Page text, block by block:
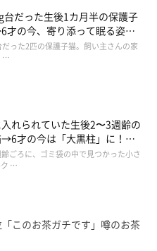
台だった生後1カ月半の保護子
才の今、寄り添って眠る姿に
った2匹の保護子猫。飼い主さんの家
…
れられていた生後2〜3週齢の
→6才の今は「大黒柱」に！
に成長した姿にグッとくる
ごろに、ゴミ袋の中で見つかった小さ
ク …
このお茶ガチです」噂のお茶